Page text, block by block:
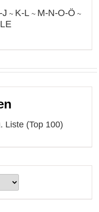
J ~ K-L ~ M-N-O-Ö ~
Liste (Top 100)